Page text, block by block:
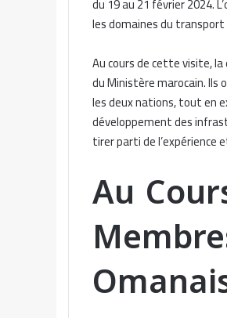
les domaines du
Au cours de cette visite,
du Ministère marocain.
les deux nations, tout en
développement des
tirer parti de l’expérience
Au